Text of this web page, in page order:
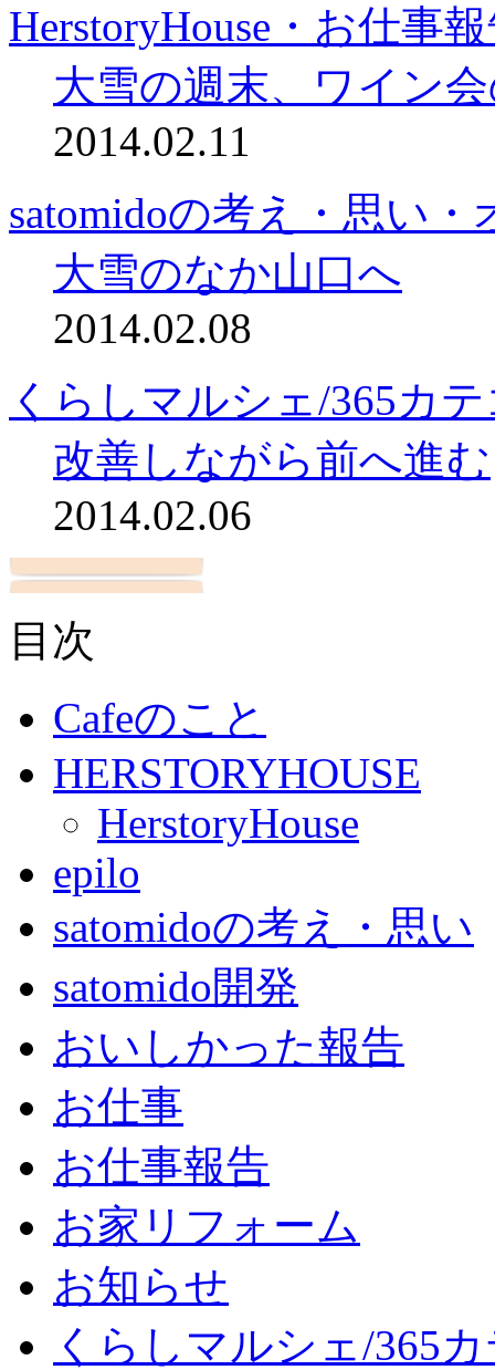
HerstoryHouse・お仕事
大雪の週末、ワイン
2014.02.11
satomidoの考え・思い
大雪のなか山口へ
2014.02.08
くらしマルシェ/365カ
改善しながら前へ進む
2014.02.06
目次
Cafeのこと
HERSTORYHOUSE
HerstoryHouse
epilo
satomidoの考え・思い
satomido開発
おいしかった報告
お仕事
お仕事報告
お家リフォーム
お知らせ
くらしマルシェ/365